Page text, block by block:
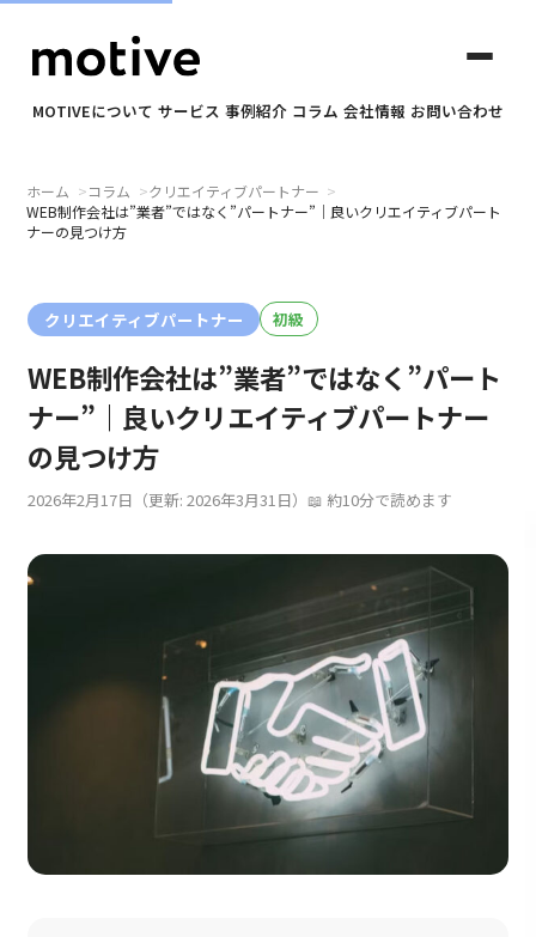
MOTIVEについて サービス 事例紹介 コラム 会社情報 お問い合わせ
✕
motiveについて
サービス
事例紹介
コラム
採用情報
ホーム コラム
クリエイティブパートナー
WEB制作会社は”業者”ではなく”パートナー”｜良いクリエイティブパート
ナーの見つけ方
クリエイティブパートナー 初級
WEB制作会社は”業者”ではなく”パート
ナー”｜良いクリエイティブパートナー
の見つけ方
2026年2月17日 （更新: 2026年3月31日） 約10分で読めます